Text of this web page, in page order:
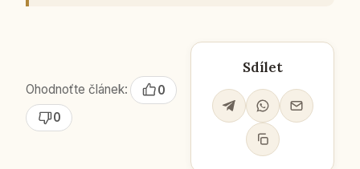
Ohodnoťte článek:
0
0
Sdílet